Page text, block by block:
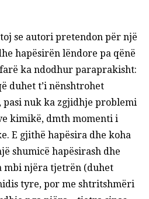
se autori pretendon për një
hapësirën lëndore pa qënë
ka ndodhur paraprakisht:
duhet t’i nënshtrohet
nuk ka zgjidhje problemi
kimikë, dmth momenti i
E gjithë hapësira dhe koha
shumicë hapësirash dhe
mbi njëra tjetrën (duhet
tyre, por me shtritshmëri